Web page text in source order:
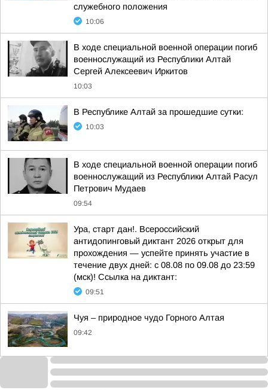
служебного положения
10:06
В ходе специальной военной операции погиб
военнослужащий из Республики Алтай
Сергей Алексеевич Иркитов
10:03
В Республике Алтай за прошедшие сутки:
10:03
В ходе специальной военной операции погиб
военнослужащий из Республики Алтай Расул
Петрович Мудаев
09:54
Ура, старт дан!. Всероссийский
антидопинговый диктант 2026 открыт для
прохождения — успейте принять участие в
течение двух дней: с 08.08 по 09.08 до 23:59
(мск)! Ссылка на диктант:
09:51
Чуя – природное чудо Горного Алтая
09:42